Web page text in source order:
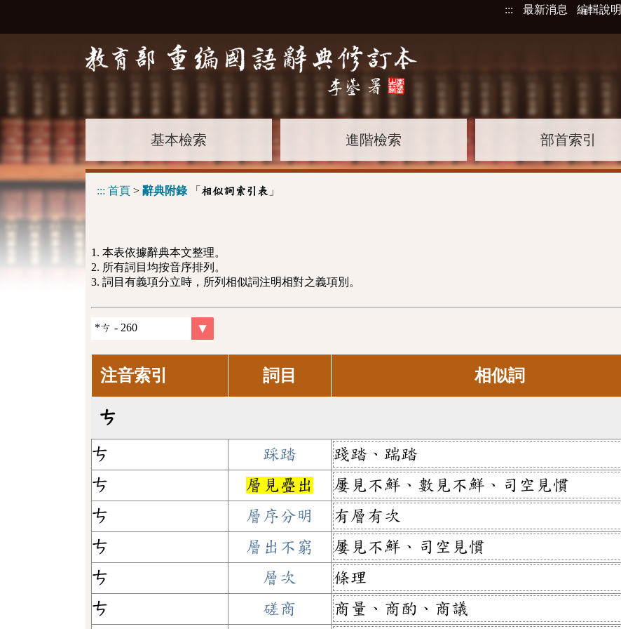
::: 最新消息 編輯說明
基本檢索 進階檢索 部首索引
::: 首頁 > 辭典附錄「 相似詞索引表 」
1. 本表依據辭典本文整理。
2. 所有詞目均按音序排列。
3. 詞目有義項分立時，所列相似詞注明相對之義項別。
注音索引 詞目 相似詞
ㄘ
ㄘ 踩踏
踐踏、踹踏
ㄘ
層見疊出
屢見不鮮、數見不鮮、司空見慣
ㄘ
層序分明
有層有次
ㄘ
層出不窮
屢見不鮮、司空見慣
ㄘ
層次
條理
ㄘ
磋商 商量、商酌、商議